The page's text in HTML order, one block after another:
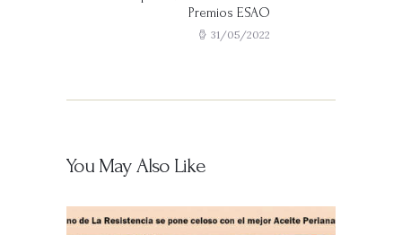
Premios ESAO
31/05/2022
You May Also Like